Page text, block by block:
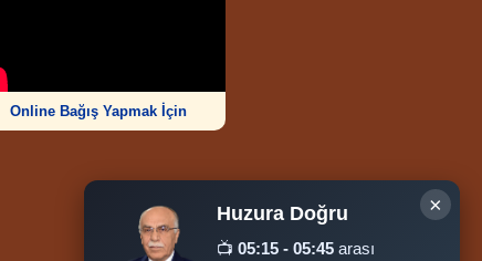
Online Bağış Yapmak İçin
Ziyaretçi Sayısı
252.007.906
×
Huzura Doğru
📺 05:15 - 05:45 arası